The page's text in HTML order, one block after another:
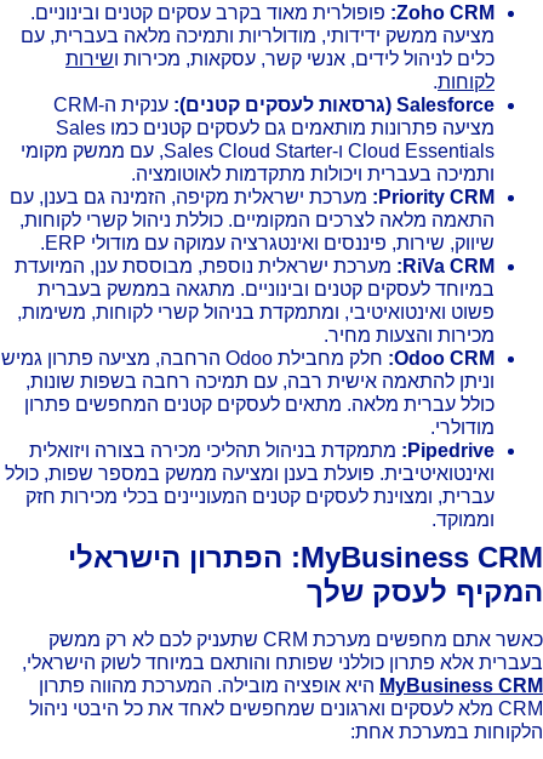
Zoho CRM: פופולרית מאוד בקרב עסקים קטנים ובינוניים.
מציעה ממשק ידידותי, מודולריות ותמיכה מלאה בעברית, עם
כלים לניהול לידים, אנשי קשר, עסקאות, מכירות ושירות
לקוחות.
Salesforce (גרסאות לעסקים קטנים):
ענקית ה-CRM
מציעה פתרונות מותאמים גם לעסקים קטנים כמו Sales
Cloud Essentials ו-Sales Cloud Starter, עם ממשק מקומי
ותמיכה בעברית ויכולות מתקדמות לאוטומציה.
Priority CRM: מערכת ישראלית מקיפה, הזמינה גם בענן, עם
התאמה מלאה לצרכים המקומיים. כוללת ניהול קשרי לקוחות,
שיווק, שירות, פיננסים ואינטגרציה עמוקה עם מודולי ERP.
RiVa CRM: מערכת ישראלית נוספת, מבוססת ענן, המיועדת
במיוחד לעסקים קטנים ובינוניים. מתגאה בממשק בעברית
פשוט ואינטואיטיבי, ומתמקדת בניהול קשרי לקוחות, משימות,
מכירות והצעות מחיר.
Odoo CRM:
חלק מחבילת Odoo הרחבה, מציעה פתרון גמיש
וניתן להתאמה אישית רבה, עם תמיכה רחבה בשפות שונות,
כולל עברית מלאה. מתאים לעסקים קטנים המחפשים פתרון
מודולרי.
Pipedrive: מתמקדת בניהול תהליכי מכירה בצורה ויזואלית
ואינטואיטיבית. פועלת בענן ומציעה ממשק במספר שפות, כולל
עברית, ומצוינת לעסקים קטנים המעוניינים בכלי מכירות חזק
וממוקד.
MyBusiness CRM: הפתרון הישראלי
לעסק שלך
כאשר אתם מחפשים מערכת CRM שתעניק לכם לא רק ממשק
אלא פתרון כוללני שפותח והותאם במיוחד לשוק הישראלי,
MyBusinessהיא אופציה מובילה. המערכת מהווה פתרון
CRM מלא לעסקים וארגונים שמחפשים לאחד את כל היבטי ניהול
במערכת אחת: